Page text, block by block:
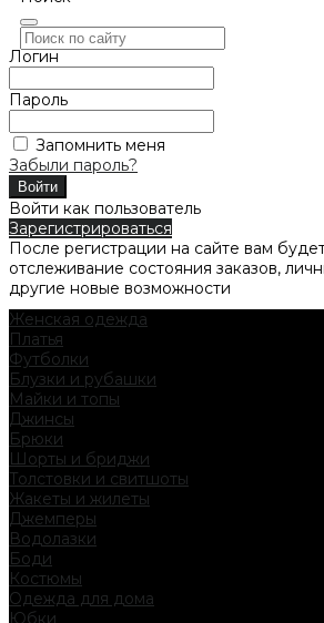
Логин
Пароль
Запомнить меня
Забыли пароль?
Войти как пользователь
Зарегистрироваться
После регистрации на сайте вам
отслеживание состояния заказов,
другие новые возможности
Женская одежда
Платья
Футболки
Блузки и рубашки
Майки и топы
Джинсы
Брюки
Шорты и бриджи
Толстовки и свитшоты
Жакеты и жилеты
Джемперы
Водолазки
Боди
Костюмы
Одежда для дома
Юбки